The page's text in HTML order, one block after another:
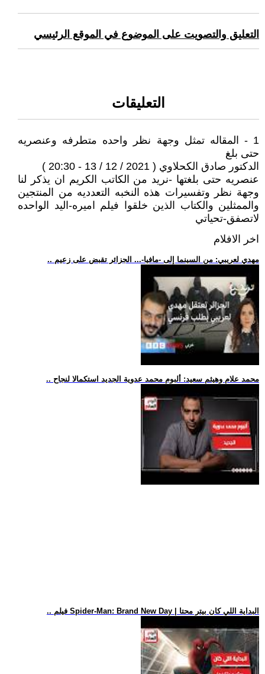
التعليق والتصويت على الموضوع في الموقع الرئيسي
التعليقات
1 - المقاله تمثل وجهة نظر واحده متطرفه وعنصريه
حتى بلغ
الدكتور صادق الكحلاوي ( 2021 / 12 / 13 - 20:30 )
عنصريه حتى بلغتها -نريد من الكاتب الكريم ان يذكر لنا
وجهة نظر وتفسيرات هذه النخبه التعدديه من المنتجين
والممثلين والكتاب الذين خلقوا فيلم اميره-اليد الواحده
لاتصفق-تحياتي
اخر الافلام
.. مهدي لعريبي: من السينما إلى -مافيا-... الجزائر تقبض على زعيم
.. محمد علام وهيثم سعيد: ألبوم محمد عدوية الجديد استكمالا لنجاح
.. فيلم Spider-Man: Brand New Day | البداية اللي كان بيتر محتا